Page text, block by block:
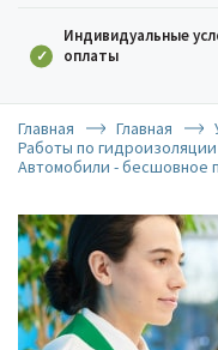
Индивидуальные
оплаты
Главная Главная
Работы по
Автомобили - бесшовное